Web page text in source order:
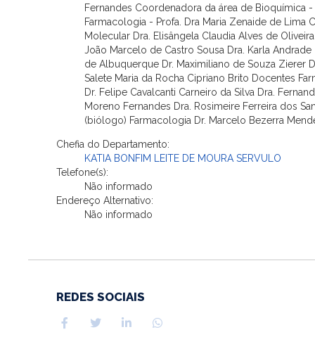
Fernandes Coordenadora da área de Bioquímica
Farmacologia - Profa. Dra Maria Zenaide de
Molecular Dra. Elisângela Claudia Alves de
João Marcelo de Castro Sousa Dra. Karla
de Albuquerque Dr. Maximiliano de Souza Zierer
Salete Maria da Rocha Cipriano Brito Docentes
Dr. Felipe Cavalcanti Carneiro da Silva Dra.
Moreno Fernandes Dra. Rosimeire Ferreira dos
(biólogo) Farmacologia Dr. Marcelo Bezerra
Chefia do Departamento:
KATIA BONFIM LEITE DE MOURA SERVULO
Telefone(s):
Não informado
Endereço Alternativo:
Não informado
REDES SOCIAIS